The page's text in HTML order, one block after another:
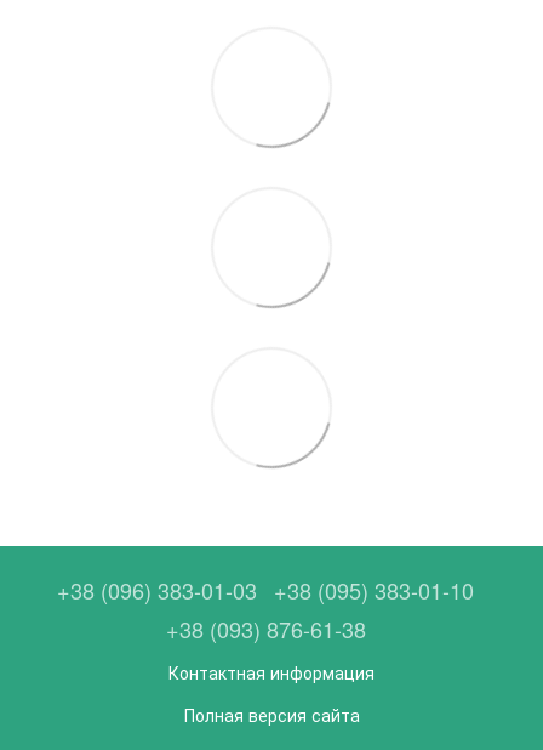
+38 (096) 383-01-03
+38 (095) 383-01-10
+38 (093) 876-61-38
Контактная информация
Полная версия сайта